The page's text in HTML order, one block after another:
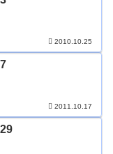
2010.10.25
2011.10.17